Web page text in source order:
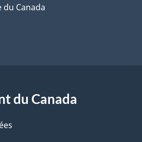
du Canada
du Canada